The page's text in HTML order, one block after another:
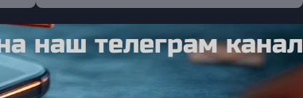
наш телеграм канал